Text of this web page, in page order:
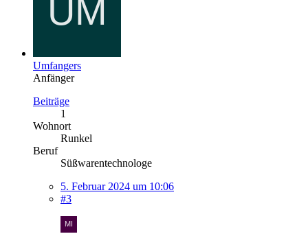
Umfangers
Anfänger
Beiträge
1
Wohnort
Runkel
Beruf
Süßwarentechnologe
5. Februar 2024 um 10:06
#3